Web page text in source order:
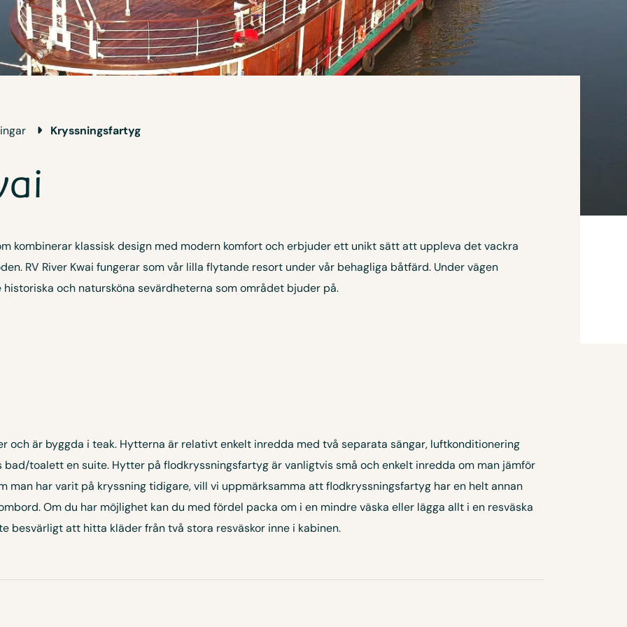
Kryssningsfartyg
kombinerar klassisk design med modern komfort och erbjuder ett unikt sätt att uppleva det vackra
RV River Kwai fungerar som vår lilla flytande resort under vår behagliga båtfärd. Under vägen
och natursköna sevärdheterna som området bjuder på.
och är byggda i teak. Hytterna är relativt enkelt inredda med två separata sängar, luftkonditionering
toalett en suite. Hytter på flodkryssningsfartyg är vanligtvis små och enkelt inredda om man jämför
man har varit på kryssning tidigare, vill vi uppmärksamma att flodkryssningsfartyg har en helt annan
Om du har möjlighet kan du med fördel packa om i en mindre väska eller lägga allt i en resväska
besvärligt att hitta kläder från två stora resväskor inne i kabinen.